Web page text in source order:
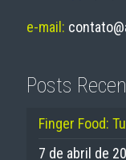
e-mail:
Posts
Finger Food:
7 de abril de